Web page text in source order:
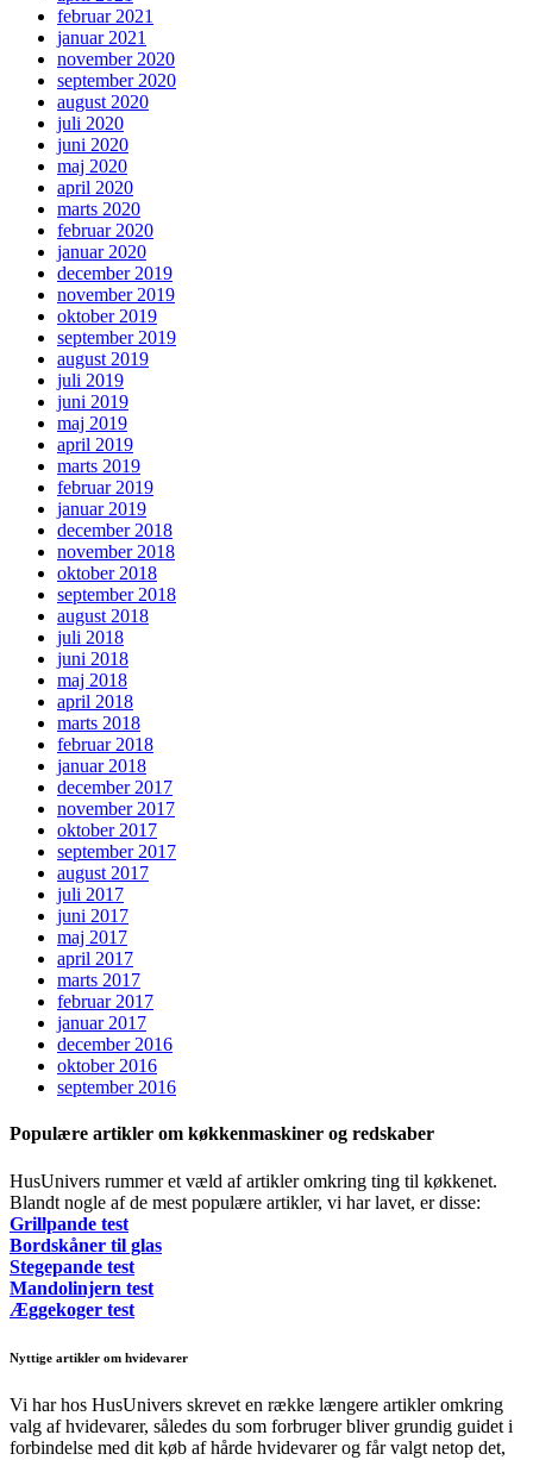
februar 2021
januar 2021
november 2020
september 2020
august 2020
juli 2020
juni 2020
maj 2020
april 2020
marts 2020
februar 2020
januar 2020
december 2019
november 2019
oktober 2019
september 2019
august 2019
juli 2019
juni 2019
maj 2019
april 2019
marts 2019
februar 2019
januar 2019
december 2018
november 2018
oktober 2018
september 2018
august 2018
juli 2018
juni 2018
maj 2018
april 2018
marts 2018
februar 2018
januar 2018
december 2017
november 2017
oktober 2017
september 2017
august 2017
juli 2017
juni 2017
maj 2017
april 2017
marts 2017
februar 2017
januar 2017
december 2016
oktober 2016
september 2016
Populære artikler om køkkenmaskiner og redskaber
HusUnivers rummer et væld af artikler omkring ting til køkkenet.
Blandt nogle af de mest populære artikler, vi har lavet, er disse:
Grillpande test
Bordskåner til glas
Stegepande test
Mandolinjern test
Æggekoger test
Nyttige artikler om hvidevarer
Vi har hos HusUnivers skrevet en række længere artikler omkring
valg af hvidevarer, således du som forbruger bliver grundig guidet i
forbindelse med dit køb af hårde hvidevarer og får valgt netop det,